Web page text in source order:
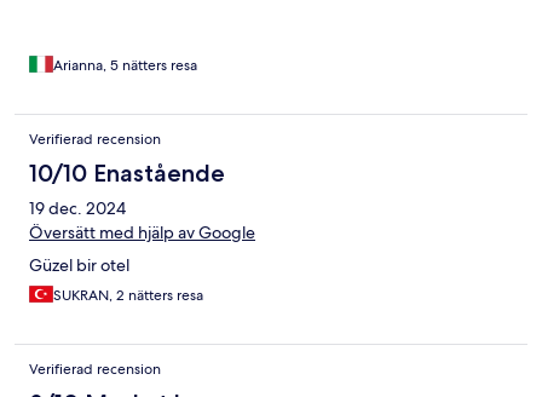
Arianna, 5 nätters resa
Verifierad recension
10/10 Enastående
19 dec. 2024
Översätt med hjälp av Google
Güzel bir otel
SUKRAN, 2 nätters resa
Verifierad recension